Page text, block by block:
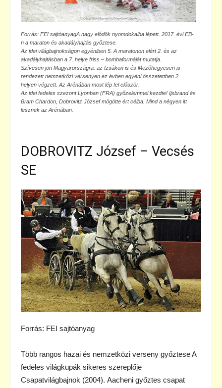
Forrás: FEI sajtóanyagA nagy elődök nyomdokaiba lépett. 2017. évi EB-
n a maraton és akadályhajtás győztese.
Az idei világbajnokságon egyéniben 5. A maratonon elért 2. és az
akadályhajtásban a 7. helye friss – bombaformáját mutatja.
Szívesen jön Magyarországra: az Izsákon is és Mezőhegyesen is
rendezett nemzetközi versenyen ez évben egyéni összetettben 2.
helyen végzett. Az Arénában most lép fel először.
Az idei fedeles szezont Lyonban (FRA) győzelemmel kezdte! Ijsbrand és
Bram Chardon, Dobrovitz József mögötte ért célba. Mind a négyen itt
lesznek az Arénában.
DOBROVITZ József – Vecsés
SE
Forrás: FEI sajtóanyag
Több rangos hazai és nemzetközi verseny győztese A
fedeles világkupák sikeres szereplője
Csapatvilágbajnok (2004). Aacheni győztes csapat